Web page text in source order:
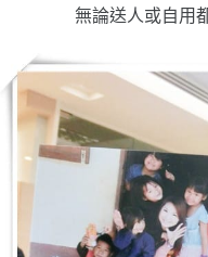
無論送人或自用